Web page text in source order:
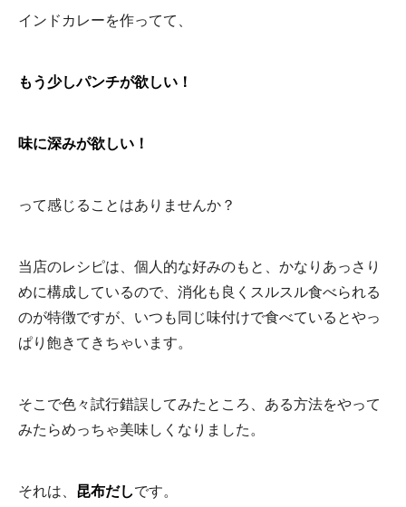
インドカレーを作ってて、
もう少しパンチが欲しい！
味に深みが欲しい！
って感じることはありませんか？
当店のレシピは、個人的な好みのもと、かなりあっさり
めに構成しているので、消化も良くスルスル食べられる
のが特徴ですが、いつも同じ味付けで食べているとやっ
ぱり飽きてきちゃいます。
そこで色々試行錯誤してみたところ、ある方法をやって
みたらめっちゃ美味しくなりました。
それは、 昆布だしです。